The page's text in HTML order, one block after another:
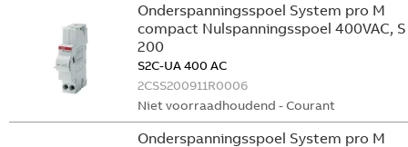
Onderspanningsspoel System pro M
compact Nulspanningsspoel 400VAC, S
200
S2C-UA 400 AC
2CSS200911R0006
Niet voorraadhoudend - Courant
Onderspanningsspoel System pro M